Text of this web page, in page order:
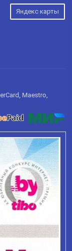
Яндекс карты
Maestro,